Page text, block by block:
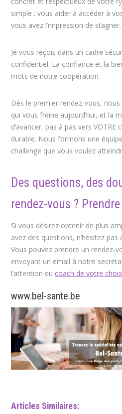
simple : vous aider à accéder à
vous avez l’impression de stagner.
Je vous reçois dans un cadre
confidentiel. La confiance et la
mots de notre coopération.
Dès le premier rendez-vous,
qui vous freine aujourd’hui, et la
d’avancer, pas à pas vers
durable. Nous formons une
challenge que vous voulez
Des questions, des
rendez-vous ?
Si vous désirez obtenir de plus
avez des questions, n’hésitez pas
Vous pouvez prendre un rendez-
envoyant un email à notre
l’attention du coach de votre choix
www.bel-sante.be
Articles Similaires: